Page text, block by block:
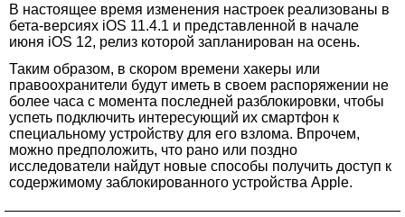
В настоящее время изменения настроек реализованы в
бета-версиях iOS 11.4.1 и представленной в начале
июня iOS 12, релиз которой запланирован на осень.
Таким образом, в скором времени хакеры или
правоохранители будут иметь в своем распоряжении не
более часа с момента последней разблокировки, чтобы
успеть подключить интересующий их смартфон к
специальному устройству для его взлома. Впрочем,
можно предположить, что рано или поздно
исследователи найдут новые способы получить доступ к
содержимому заблокированного устройства Apple.